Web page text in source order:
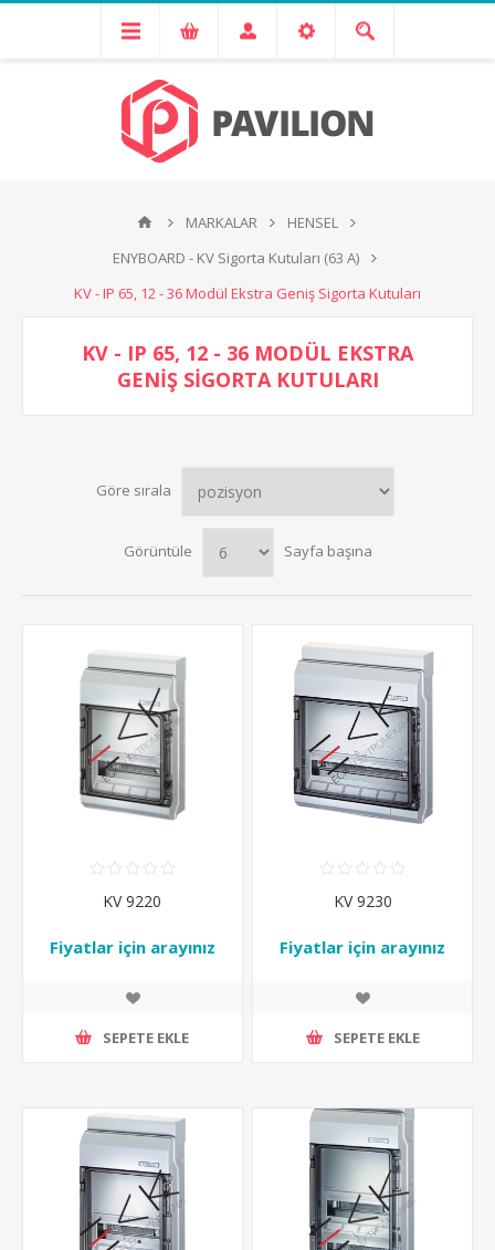
MARKALAR
HENSEL
ENYBOARD - KV Sigorta Kutuları (63 A)
KV - IP 65, 12 - 36 Modül Ekstra Geniş Sigorta Kutuları
KV - IP 65, 12 - 36 MODÜL EKSTRA
GENIŞ SIGORTA KUTULARI
Göre sırala
Görüntüle Sayfa başına
KV 9220
Fiyatlar için arayınız
SEPETE EKLE
KV 9230
Fiyatlar için arayınız
SEPETE EKLE